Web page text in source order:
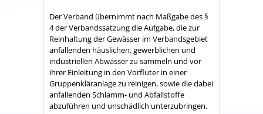
Der Verband übernimmt nach Maßgabe des §
4 der Verbandssatzung die Aufgabe, die zur
Reinhaltung der Gewässer im Verbandsgebiet
anfallenden häuslichen, gewerblichen und
industriellen Abwässer zu sammeln und vor
ihrer Einleitung in den Vorfluter in einer
Gruppenkläranlage zu reinigen, sowie die dabei
anfallenden Schlamm- und Abfallstoffe
abzuführen und unschädlich unterzubringen.